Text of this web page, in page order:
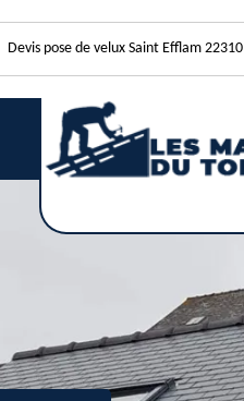
Devis pose de velux Saint Efflam 22310